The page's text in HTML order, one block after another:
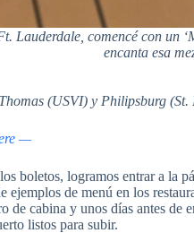
Lauderdale, comencé con un
encanta esa
(USVI) y Philipsburg
—
boletos, logramos entrar a la
ejemplos de menú en los
de cabina y unos días antes
listos para subir.